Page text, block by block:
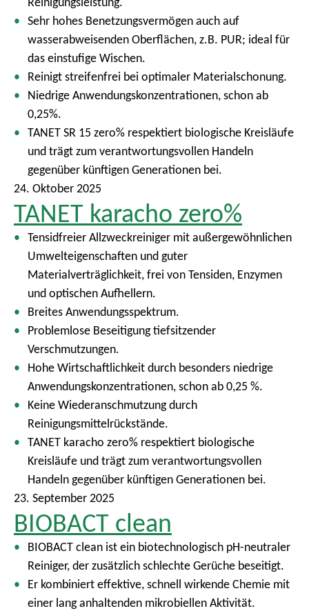
Sehr hohes Benetzungsvermögen auch auf
wasserabweisenden Oberflächen, z.B. PUR; ideal für
das einstufige Wischen.
Reinigt streifenfrei bei optimaler Materialschonung.
Niedrige Anwendungskonzentrationen, schon ab
0,25%.
TANET SR 15 zero% respektiert biologische Kreisläufe
und trägt zum verantwortungsvollen Handeln
gegenüber künftigen Generationen bei.
24. Oktober 2025
TANET karacho zero%
Tensidfreier Allzweckreiniger mit außergewöhnlichen
Umwelteigenschaften und guter
Materialverträglichkeit, frei von Tensiden, Enzymen
und optischen Aufhellern.
Breites Anwendungsspektrum.
Problemlose Beseitigung tiefsitzender
Verschmutzungen.
Hohe Wirtschaftlichkeit durch besonders niedrige
Anwendungskonzentrationen, schon ab 0,25 %.
Keine Wiederanschmutzung durch
Reinigungsmittelrückstände.
TANET karacho zero% respektiert biologische
Kreisläufe und trägt zum verantwortungsvollen
Handeln gegenüber künftigen Generationen bei.
23. September 2025
BIOBACT clean
BIOBACT clean ist ein biotechnologisch pH-neutraler
Reiniger, der zusätzlich schlechte Gerüche beseitigt.
Er kombiniert effektive, schnell wirkende Chemie mit
einer lang anhaltenden mikrobiellen Aktivität.